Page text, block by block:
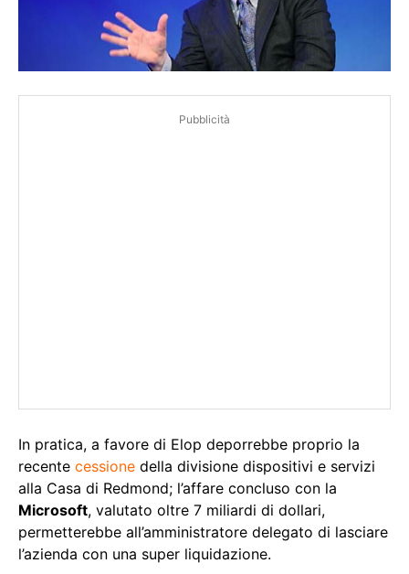
Pubblicità
In pratica, a favore di Elop deporrebbe proprio la
recente cessione della divisione dispositivi e servizi
alla Casa di Redmond; l’affare concluso con la
Microsoft, valutato oltre 7 miliardi di dollari,
permetterebbe all’amministratore delegato di lasciare
l’azienda con una super liquidazione.